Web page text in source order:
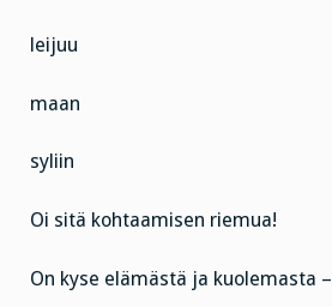
leijuu
maan
syliin
Oi sitä kohtaamisen riemua!
On kyse elämästä ja kuolemasta –